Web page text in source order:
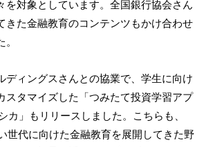
を対象としています。全国銀行協会さん
きた金融教育のコンテンツもかけ合わせ
ディングスさんとの協業で、学生に向け
スタマイズした「つみたて投資学習アプ
カ」もリリースしました。こちらも、
世代に向けた金融教育を展開してきた野